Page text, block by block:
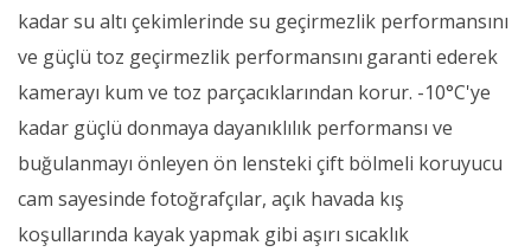
kadar su altı çekimlerinde su geçirmezlik performansını
ve güçlü toz geçirmezlik performansını garanti ederek
kamerayı kum ve toz parçacıklarından korur. -10°C'ye
kadar güçlü donmaya dayanıklılık performansı ve
buğulanmayı önleyen ön lensteki çift bölmeli koruyucu
cam sayesinde fotoğrafçılar, açık havada kış
koşullarında kayak yapmak gibi aşırı sıcaklık